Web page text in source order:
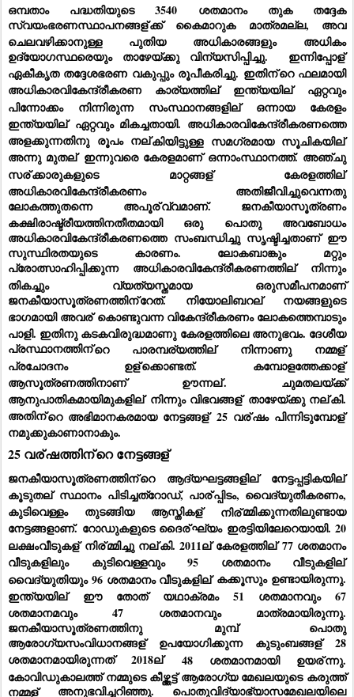
ഒമ്പതാം പദ്ധതിയുടെ 3540 ശതമാനം തുക തദ്ദേക
സ്വയംഭരണസ്ഥാപനങ്ങള്ക്ക് കൈമാറുക മാത്രമല്ല, അവ
ചെലവഴിക്കാനുള്ള പുതിയ അധികാരങ്ങളും അധികം
ഉദ്യോഗസ്ഥരെയും താഴേയ്ക്കു വിന്യസിപ്പിച്ചു.  ഇന്നിപ്പോള്
ഏകീകൃത തദ്ദേശഭരണ വകുപ്പും രൂപീകരിച്ചു. ഇതിന്റെ ഫലമായി
അധികാരവികേന്ദ്രീകരണ കാര്യത്തില് ഇന്ത്യയില് ഏറ്റവും
പിന്നോക്കം നിന്നിരുന്ന സംസ്ഥാനങ്ങളില് ഒന്നായ കേരളം
ഇന്ത്യയില് ഏറ്റവും മികച്ചതായി. അധികാരവികേന്ദ്രീകരണത്തെ
അളക്കുന്നതിനു രൂപം നല്കിയിട്ടുള്ള സമഗ്രമായ സൂചികയില്
അന്നു മുതല് ഇന്നുവരെ കേരളമാണ് ഒന്നാംസ്ഥാനത്ത്. അഞ്ചു
സര്ക്കാരുകളുടെ മാറ്റങ്ങള് കേരളത്തില്
അധികാരവികേന്ദ്രീകരണം അതിജീവിച്ചുവെന്നതു
ലോകത്തുതന്നെ അപൂര്വ്വമാണ്. ജനകീയാസൂത്രണം
കക്ഷിരാഷ്ട്രീയത്തിനതീതമായി ഒരു പൊതു അവബോധം
അധികാരവികേന്ദ്രീകരണത്തെ സംബന്ധിച്ചു സൃഷ്ടിച്ചതാണ് ഈ
സുസ്ഥിരതയുടെ കാരണം. ലോകബാങ്കും മറ്റും
പ്രോത്സാഹിപ്പിക്കുന്ന അധികാരവികേന്ദ്രീകരണത്തില് നിന്നും
തികച്ചും വ്യത്യസ്തമായ ഒരുസമീപനമാണ്
ജനകീയാസൂത്രണത്തിന്റേത്. നിയോലിബറല് നയങ്ങളുടെ
ഭാഗമായി അവര് കൊണ്ടുവന്ന വികേന്ദ്രീകരണം ലോകത്തെമ്പാടും
പാളി. ഇതിനു കടകവിരുദ്ധമാണു കേരളത്തിലെ അനുഭവം. ദേശീയ
പ്രസ്ഥാനത്തിന്റെ പാരമ്പര്യത്തില് നിന്നാണു നമ്മള്
പ്രചോദനം ഉള്ക്കൊണ്ടത്. കമ്പോളത്തേക്കാള്
ആസൂത്രണത്തിനാണ് ഊന്നല്. ചുമതലയ്ക്ക്
ആനുപാതികമായിമുകളില് നിന്നും വിഭവങ്ങള് താഴേയ്ക്കു നല്കി.
അതിന്റെ അഭിമാനകരമായ നേട്ടങ്ങള് 25 വര്ഷം പിന്നിടുമ്പോള്
നമുക്കുകാണാനാകും.
25 വര്ഷത്തിന്റെ നേട്ടങ്ങള്
ജനകീയാസൂത്രണത്തിന്റെ ആദ്യഘട്ടങ്ങളില് നേട്ടപ്പട്ടികയില്
കൂടുതല് സ്ഥാനം പിടിച്ചത്റോഡ്, പാര്പ്പിടം, വൈദ്യുതീകരണം,
കുടിവെള്ളം തുടങ്ങിയ ആസ്തികള് നിര്മ്മിക്കുന്നതിലുണ്ടായ
നേട്ടങ്ങളാണ്. റോഡുകളുടെ ദൈര്ഘ്യം ഇരട്ടിയിലേറെയായി. 20
ലക്ഷംവീടുകള് നിര്മ്മിച്ചു നല്കി. 2011ല് കേരളത്തില് 77 ശതമാനം
വീടുകളിലും കുടിവെള്ളവും 95 ശതമാനം വീടുകളില്
വൈദ്യുതിയും 96 ശതമാനം വീടുകളില് കക്കൂസും ഉണ്ടായിരുന്നു.
ഇന്ത്യയില് ഈ തോത് യഥാക്രമം 51 ശതമാനവും 67
ശതമാനമവും 47 ശതമാനവും മാത്രമായിരുന്നു.
ജനകീയാസൂത്രണത്തിനു മുമ്പ് പൊതു
ആരോഗ്യസംവിധാനങ്ങള് ഉപയോഗിക്കുന്ന കുടുംബങ്ങള് 28
ശതമാനമായിരുന്നത് 2018ല് 48 ശതമാനമായി ഉയര്ന്നു.
കോവിഡുകാലത്ത് നമ്മുടെ കീഴ്ത്തട്ട് ആരോഗ്യ മേഖലയുടെ കരുത്ത്
നമ്മള് അനുഭവിച്ചറിഞ്ഞു. പൊതുവിദ്യാഭ്യാസമേഖലയിലെ